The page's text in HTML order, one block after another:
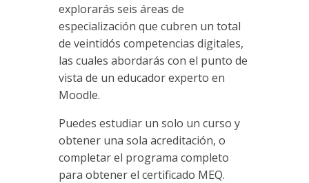
explorarás seis áreas de
especialización que cubren un total
de veintidós competencias digitales,
las cuales abordarás con el punto de
vista de un educador experto en
Moodle.
Puedes estudiar un solo un curso y
obtener una sola acreditación, o
completar el programa completo
para obtener el certificado MEQ.